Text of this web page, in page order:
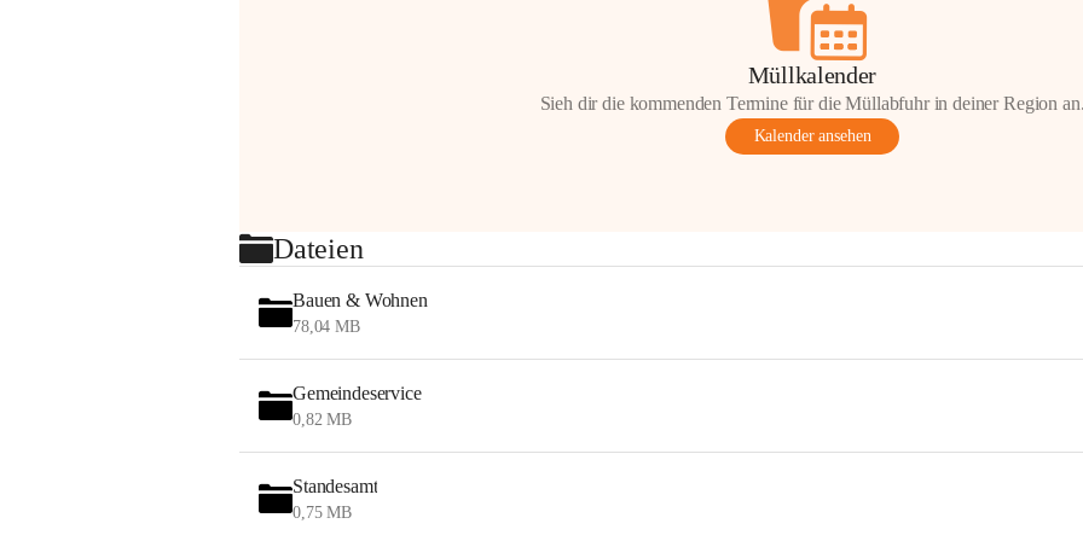
Müllkalender
Sieh dir die kommenden Termine für die Müllabfuhr in deiner Region
Kalender ansehen
Dateien
Bauen & Wohnen
78,04 MB
Gemeindeservice
0,82 MB
Standesamt
0,75 MB